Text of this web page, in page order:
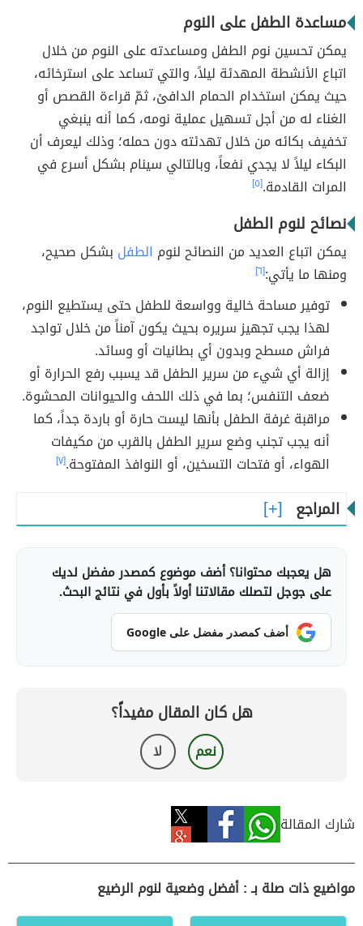
مساعدة الطفل على النوم
يمكن تحسين نوم الطفل ومساعدته على النوم من خلال
اتباع الأنشطة المهدئة ليلاً، والتي تساعد على استرخائه،
حيث يمكن استخدام الحمام الدافئ، ثمّ قراءة القصص أو
الغناء له من أجل تسهيل عملية نومه، كما أنه ينبغي
تخفيف بكائه من خلال تهدئته دون حمله؛ وذلك ليعرف أن
البكاء ليلاً لا يجدي نفعاً، وبالتالي سينام بشكل أسرع في
المرات القادمة.[٥]
نصائح لنوم الطفل
يمكن اتباع العديد من النصائح لنوم الطفل بشكل صحيح،
ومنها ما يأتي:[٦]
توفير مساحة خالية وواسعة للطفل حتى يستطيع النوم،
لهذا يجب تجهيز سريره بحيث يكون آمناً من خلال تواجد
فراش مسطح وبدون أي بطانيات أو وسائد.
إزالة أي شيء من سرير الطفل قد يسبب رفع الحرارة أو
ضعف التنفس؛ بما في ذلك اللحف والحيوانات المحشوة.
مراقبة غرفة الطفل بأنها ليست حارة أو باردة جداً، كما
أنه يجب تجنب وضع سرير الطفل بالقرب من مكيفات
الهواء، أو فتحات التسخين، أو النوافذ المفتوحة.[٧]
المراجع
هل يعجبك محتوانا؟ أضف موضوع كمصدر مفضل لديك
على جوجل لتصلك مقالاتنا أولاً بأول في نتائج البحث.
أضف كمصدر مفضل على Google
هل كان المقال مفيداً؟
نعم لا
شارك المقالة
مواضيع ذات صلة بـ : أفضل وضعية لنوم الرضيع